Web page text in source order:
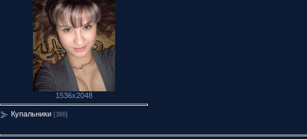
1536x2048
Купальники [386]